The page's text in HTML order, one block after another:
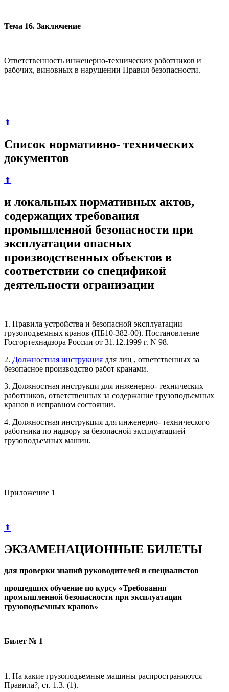
Тема 16. Заключение
Ответственность инженерно-технических работников и
рабочих, виновных в нарушении Правил безопасности.
⬆
Список нормативно- технических
документов
⬆
и локальных нормативных актов,
содержащих требования
промышленной безопасности при
эксплуатации опасных
производственных объектов в
соответствии со спецификой
деятельности огранизации
1. Правила устройства и безопасной эксплуатации
грузоподъемных кранов (ПБ10-382-00). Постановление
Госгортехнадзора России от 31.12.1999 г. N 98.
2. Должностная инструкция для лиц , ответственных за
безопасное производство работ кранами.
3. Должностная инструкци для инженерно- технических
работников, ответственных за содержание грузоподъемных
кранов в исправном состоянии.
4. Должностная инструкция для инженерно- технического
работника по надзору за безопасной эксплуатацией
грузоподъемных машин.
Приложение 1
⬆
ЭКЗАМЕНАЦИОННЫЕ БИЛЕТЫ
для проверки знаний руководителей и специалистов
прошедших обучение по курсу «Требования
промышленной безопасности при эксплуатации
грузоподъемных кранов»
Билет № 1
1. На какие грузоподъемные машины распространяются
Правила?, ст. 1.3. (1).